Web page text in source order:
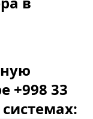
+998 33